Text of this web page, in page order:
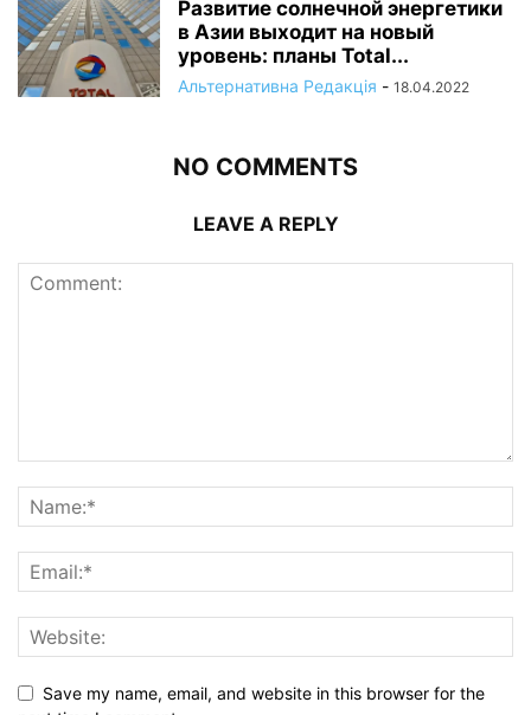
Развитие солнечной энергетики
в Азии выходит на новый
уровень: планы Total...
Альтернативна Редакція - 18.04.2022
NO COMMENTS
LEAVE A REPLY
Save my name, email, and website in this browser for the